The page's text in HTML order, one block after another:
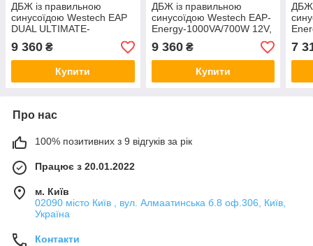
ДБЖ із правильною
синусоїдою Westech EAP
DUAL ULTIMATE-
1000VA/700W 12V,
однофазний, підлогового
монтажу, LED-дисплей,
DC150-270V,
9 360 ₴
Купити
ДБЖ із правильною
синусоїдою Westech EAP-
Energy-1000VA/700W 12V,
однофазний, підлогового
монтажу, LED-дисплей,
DC150-270V, AC230±8%,
9 360₴
Купити
ДБЖ
7
Про нас
100% позитивних з 9 відгуків за рік
Працює з 20.01.2022
м. Київ
02090 місто Київ , вул. Алмаатинська б.8 оф.306, Київ,
Україна
Контакти